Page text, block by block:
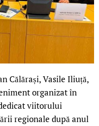
Călărași, Vasile Iliuță,
organizat în
viitorului
regionale după anul